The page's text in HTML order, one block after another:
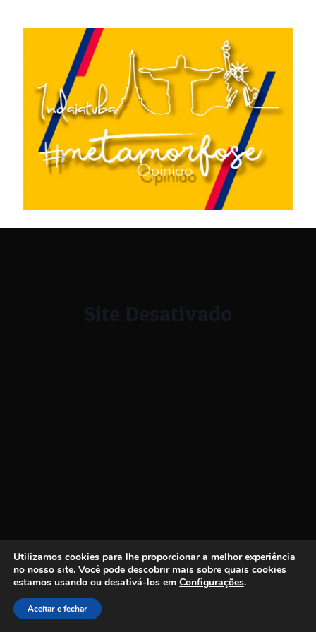
Site Desativado
Utilizamos cookies para lhe proporcionar a melhor experiência
no nosso site. Você pode descobrir mais sobre quais cookies
estamos usando ou desativá-los em Configurações.
Aceitar e fechar